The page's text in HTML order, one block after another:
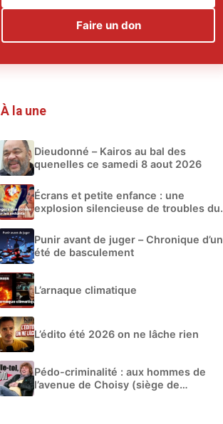
Faire un don
À la une
Dieudonné – Kairos au bal des
quenelles ce samedi 8 aout 2026
Écrans et petite enfance : une
explosion silencieuse de troubles du
Punir avant de juger – Chronique d’un
été de basculement
L’arnaque climatique
L’édito été 2026 on ne lâche rien
Pédo-criminalité : aux hommes de
l’avenue de Choisy (siège de